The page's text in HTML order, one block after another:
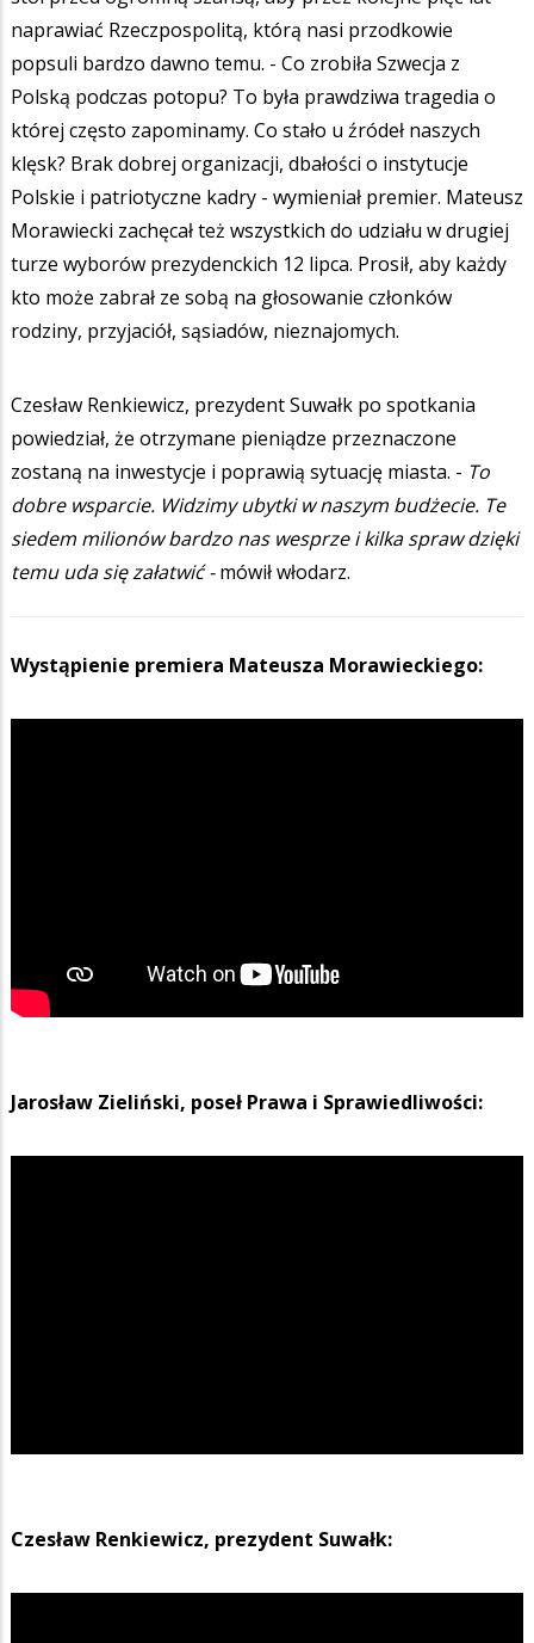
naprawiać Rzeczpospolitą, którą nasi przodkowie
popsuli bardzo dawno temu. - Co zrobiła Szwecja z
Polską podczas potopu? To była prawdziwa tragedia o
której często zapominamy. Co stało u źródeł naszych
klęsk? Brak dobrej organizacji, dbałości o instytucje
Polskie i patriotyczne kadry - wymieniał premier. Mateusz
Morawiecki zachęcał też wszystkich do udziału w drugiej
turze wyborów prezydenckich 12 lipca. Prosił, aby każdy
kto może zabrał ze sobą na głosowanie członków
rodziny, przyjaciół, sąsiadów, nieznajomych.
Czesław Renkiewicz, prezydent Suwałk po spotkania
powiedział, że otrzymane pieniądze przeznaczone
zostaną na inwestycje i poprawią sytuację miasta. - To
dobre wsparcie. Widzimy ubytki w naszym budżecie. Te
siedem milionów bardzo nas wesprze i kilka spraw dzięki
temu uda się załatwić -mówił włodarz.
Wystąpienie premiera Mateusza Morawieckiego:
Jarosław Zieliński, poseł Prawa i Sprawiedliwości:
Czesław Renkiewicz, prezydent Suwałk: